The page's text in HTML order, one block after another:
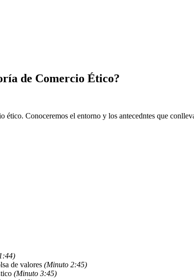
de Comercio Ético?
ético. Conoceremos el entorno y los antecedntes que
de valores (Minuto 2:45)
(Minuto 3:45)